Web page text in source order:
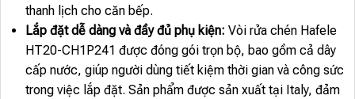
thanh lịch cho căn bếp.
Lắp đặt dễ dàng và đầy đủ phụ kiện: Vòi rửa chén Hafele
HT20-CH1P241 được đóng gói trọn bộ, bao gồm cả dây
cấp nước, giúp người dùng tiết kiệm thời gian và công sức
trong việc lắp đặt. Sản phẩm được sản xuất tại Italy, đảm